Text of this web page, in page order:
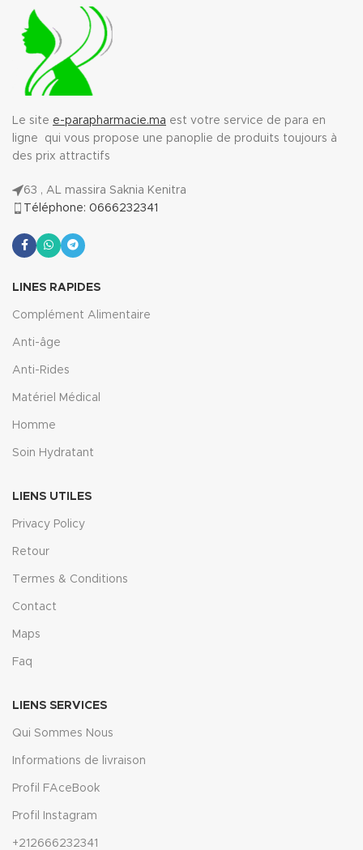
Le site e-parapharmacie.ma est votre service de para en
ligne qui vous propose une panoplie de produits toujours à
des prix attractifs
63 , AL massira Saknia Kenitra
Téléphone: 0666232341
LINES RAPIDES
Complément Alimentaire
Anti-âge
Anti-Rides
Matériel Médical
Homme
Soin Hydratant
LIENS UTILES
Privacy Policy
Retour
Termes & Conditions
Contact
Maps
Faq
LIENS SERVICES
Qui Sommes Nous
Informations de livraison
Profil FAceBook
Profil Instagram
+212666232341